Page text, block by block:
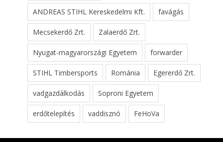
ANDREAS STIHL Kereskedelmi Kft. favágás
Mecsekerdő Zrt. Zalaerdő Zrt.
Nyugat-magyarországi Egyetem forwarder
STIHL Timbersports Románia Egererdő Zrt.
vadgazdálkodás Soproni Egyetem
erdőtelepítés vaddisznó FeHoVa